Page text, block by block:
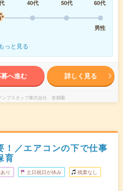
40代 50代
60代
男性
もっと見る
へ進む 詳しく見る
ンプスタッフ株式会社 首都圏
！／エアコンの下で仕事
育
り 土日祝日が休み 残業なし